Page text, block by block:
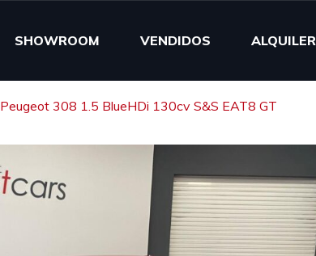
SHOWROOM VENDIDOS ALQUILER
Peugeot 308 1.5 BlueHDi 130cv S&S EAT8 GT